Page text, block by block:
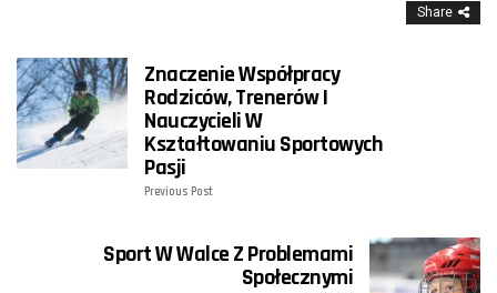
Share
Znaczenie Współpracy
Rodziców, Trenerów I
Nauczycieli W
Kształtowaniu Sportowych
Pasji
Previous Post
Sport W Walce Z Problemami
Społecznymi